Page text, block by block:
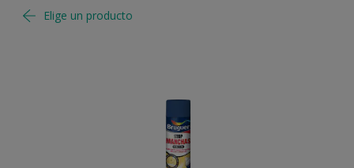
Elige un producto